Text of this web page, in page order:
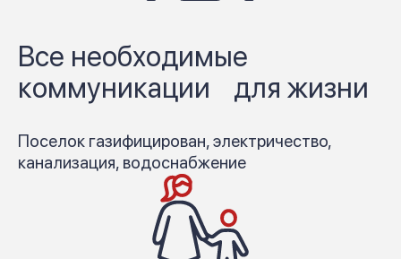
Все необходимые
коммуникации для жизни
Поселок газифицирован, электричество,
канализация, водоснабжение